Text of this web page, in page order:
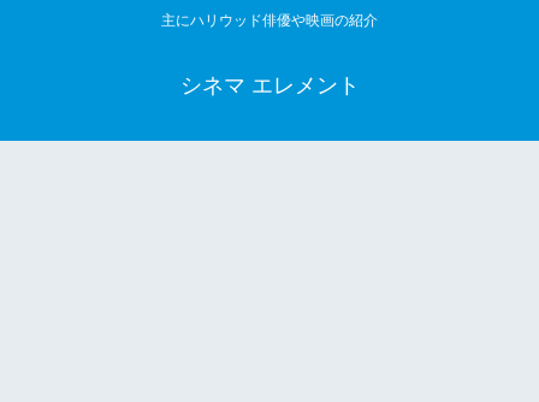
主にハリウッド俳優や映画の紹介
シネマ エレメント